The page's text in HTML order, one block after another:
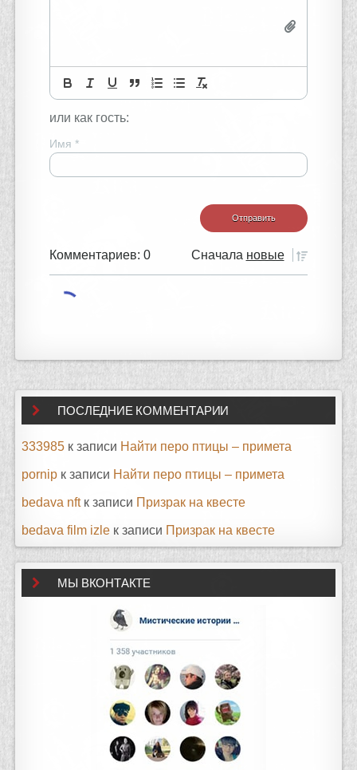
или как гость:
Имя *
Комментариев: 0 Сначала новые
ПОСЛЕДНИЕ КОММЕНТАРИИ
333985 к записи Найти перо птицы – примета
pornip к записи Найти перо птицы – примета
bedava nftк записи Призрак на квесте
bedava film izle к записи Призрак на квесте
МЫ ВКОНТАКТЕ